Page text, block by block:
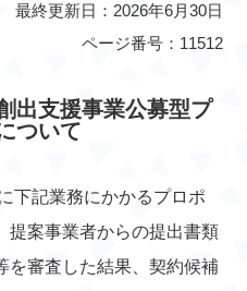
最終更新日：2026年6月30日
ページ番号：11512
出支援事業公募型プ
ついて
下記業務にかかるプロポ
提案事業者からの提出書類
を審査した結果、契約候補